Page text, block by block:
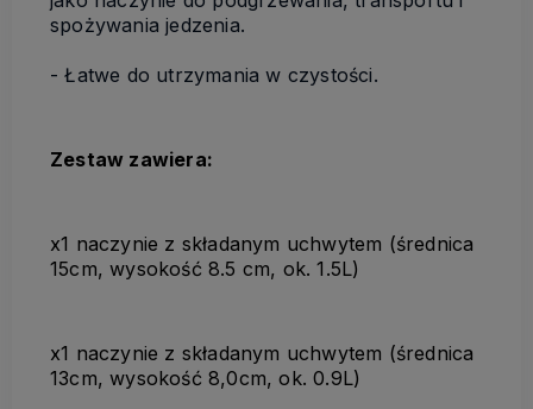
spożywania jedzenia.
- Łatwe do utrzymania w czystości.
Zestaw zawiera:
x1 naczynie z składanym uchwytem (średnica
15cm, wysokość 8.5 cm, ok. 1.5L)
x1 naczynie z składanym uchwytem (średnica
13cm, wysokość 8,0cm, ok. 0.9L)